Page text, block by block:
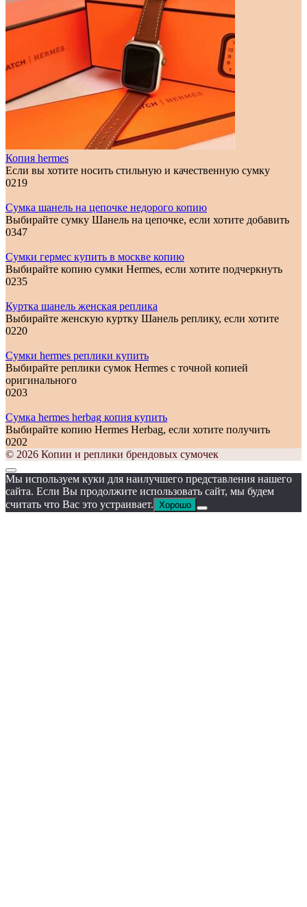
Копия hermes
Если вы хотите носить стильную и качественную сумку
0219
Сумка шанель на цепочке недорого копию
Выбирайте сумку Шанель на цепочке, если хотите добавить
0347
Сумки гермес купить в москве копию
Выбирайте копию сумки Hermes, если хотите подчеркнуть
0235
Куртка шанель женская реплика
Выбирайте женскую куртку Шанель реплику, если хотите
0220
Сумки hermes реплики купить
Выбирайте реплики сумок Hermes с точной копией
оригинального
0203
Сумка hermes herbag копия купить
Выбирайте копию Hermes Herbag, если хотите получить
0202
© 2026 Копии и реплики брендовых сумочек
Мы используем куки для наилучшего представления нашего
сайта. Если Вы продолжите использовать сайт, мы будем
считать что Вас это устраивает. Хорошо